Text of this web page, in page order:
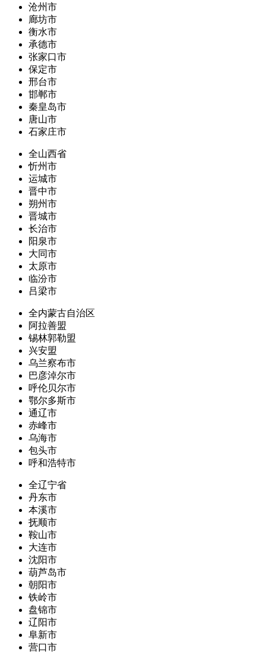
沧州市
廊坊市
衡水市
承德市
张家口市
保定市
邢台市
邯郸市
秦皇岛市
唐山市
石家庄市
全山西省
忻州市
运城市
晋中市
朔州市
晋城市
长治市
阳泉市
大同市
太原市
临汾市
吕梁市
全内蒙古自治区
阿拉善盟
锡林郭勒盟
兴安盟
乌兰察布市
巴彦淖尔市
呼伦贝尔市
鄂尔多斯市
通辽市
赤峰市
乌海市
包头市
呼和浩特市
全辽宁省
丹东市
本溪市
抚顺市
鞍山市
大连市
沈阳市
葫芦岛市
朝阳市
铁岭市
盘锦市
辽阳市
阜新市
营口市